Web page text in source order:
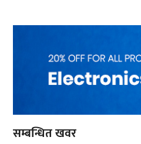
सम्बन्धित खवर